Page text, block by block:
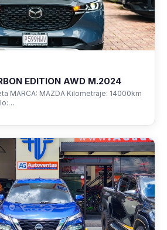
EDITION AWD M.2024
MARCA: MAZDA Kilometraje: 14000km